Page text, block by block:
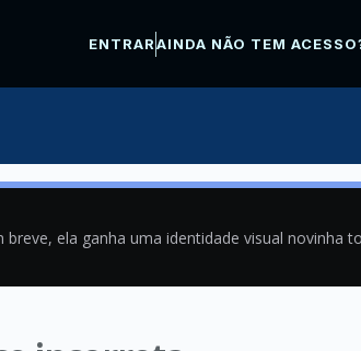
ENTRARAINDA NÃO TEM
ela ganha uma identidade visual novinha